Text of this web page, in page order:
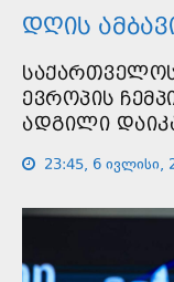
ᲓᲦᲘᲡ
ᲔᲕᲠᲝᲞᲘᲡ
ᲐᲓᲒᲘᲚᲘ
23:45, 6 ივლისი,